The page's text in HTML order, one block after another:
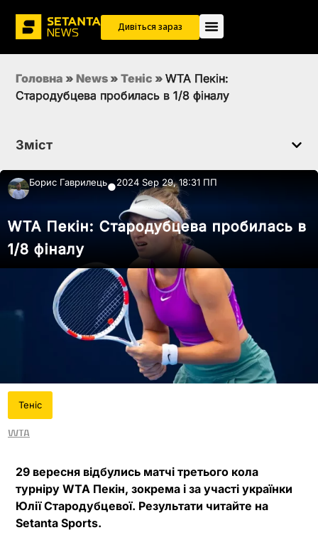
Дивіться зараз
Головна » News » Теніс » WTA Пекін:
Стародубцева пробилась в 1/8 фіналу
Зміст
Борис Гаврилець●2024 Sep 29, 18:31 ПП
WTA Пекін: Стародубцева пробилась в
1/8 фіналу
Теніс
WTA
29 вересня відбулись матчі третього кола
турніру WTA Пекін, зокрема і за участі українки
Юлії Стародубцевої. Результати читайте на
Setanta Sports.